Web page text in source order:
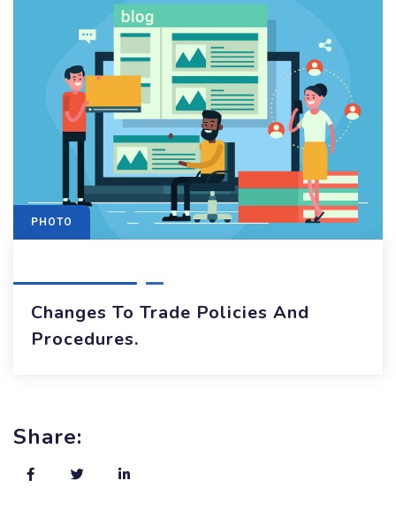
PHOTO
Changes To Trade Policies And
Procedures.
Share: